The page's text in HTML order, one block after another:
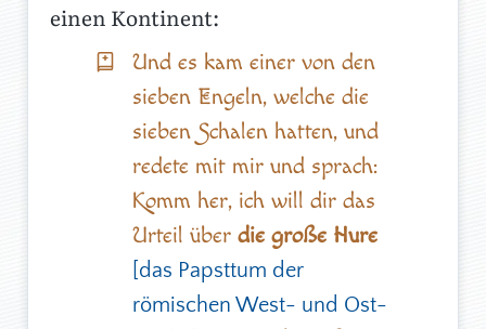
einen Kontinent:
Und es kam einer von den
sieben Engeln, welche die
sieben Schalen hatten, und
redete mit mir und sprach:
Komm her, ich will dir das
Urteil über die große Hure
[das Papsttum der
römischen West- und Ost-